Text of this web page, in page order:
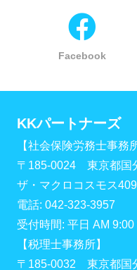
Facebook
KKパートナーズ
【社会保険労務士事務
〒185-0024 東京都国
ザ・マクロコスモス
電話: 042-323-3957
受付時間: 平日 AM
【税理士事務所】
〒185-0032 東京都国